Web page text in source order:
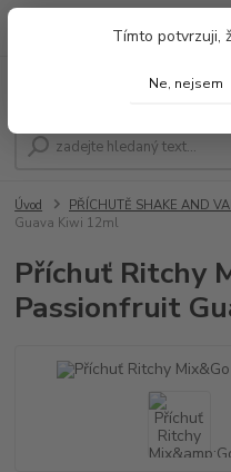
Tímto potvrzuji,
Ne, nejsem
Po - Pá 9:00 - 19:00 So 9:00 - 14:00
Úvod PŘÍCHUTĚ SHAKE AND
Guava Kiwi 12ml
Příchuť Ritchy
Passionfruit